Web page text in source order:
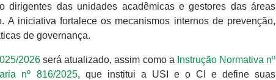
dirigentes das unidades acadêmicas e gestores das áreas
iniciativa fortalece os mecanismos internos de prevenção,
de governança.
2026 será atualizado, assim como a Instrução Normativa nº
nº 816/2025, que institui a USI e o CI e define suas